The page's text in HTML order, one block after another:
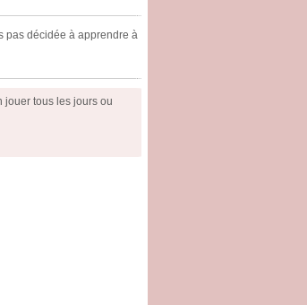
pas décidée à apprendre à
jouer tous les jours ou